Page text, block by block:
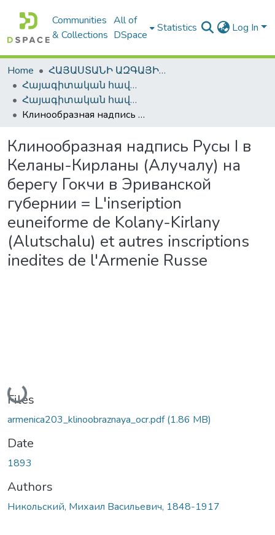
Communities
& Collections
All of
DSpace
Statistics Log In
Home
ՀԱՅԱՍՏԱՆԻ ԱԶԳԱՅԻՆ ԳՐԱԴԱՐԱՆԻ ԹՎԱՅԻՆ ՊԱՀՈՑ / DIGITAL REPOSITORY OF NLA
Հայագիտական հավաքածու / Armenica
Հայագիտական հավաքածու / Armenica
Клинообразная надпись Русы I в Келаны-Кирланы (Алучалу) на берегу Гокчи в Эриванской губернии = L'inseription euneiforme de Kolany-Kirlany (Alutschalu) et autres inscriptions inedites de l'Armenie Russe
Клинообразная надпись Русы I в
Келаны-Кирланы (Алучалу) на
берегу Гокчи в Эриванской
губернии = L'inseription
euneiforme de Kolany-Kirlany
(Alutschalu) et autres inscriptions
inedites de l'Armenie Russe
Loading...
Files
armenica203_klinoobraznaya_ocr.pdf(1.86 MB)
Date
1893
Authors
Никольский, Михаил Васильевич, 1848-1917